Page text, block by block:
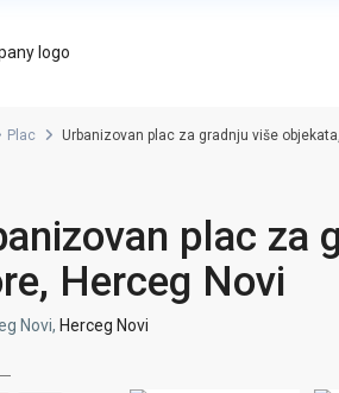
Plac Urbanizovan plac za gradnju više
plac za
Herceg Novi
Novi, Herceg Novi